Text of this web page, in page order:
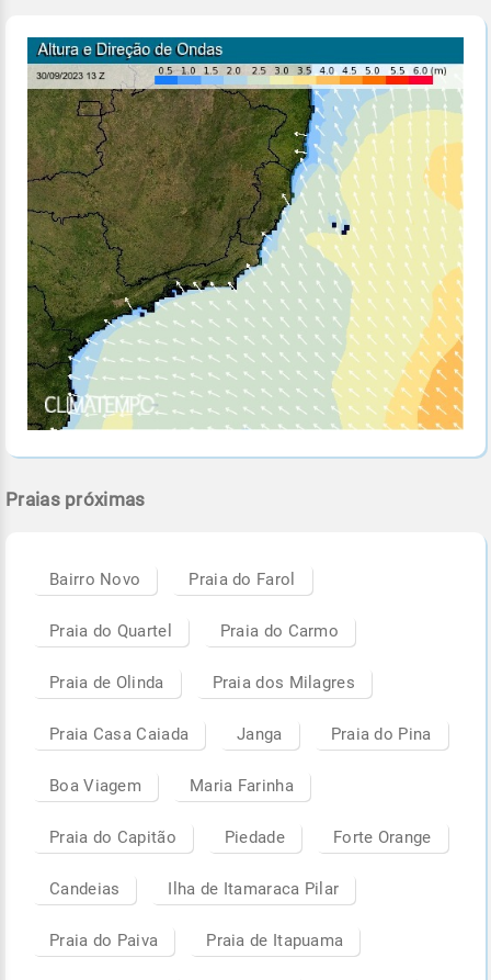
Praias próximas
Bairro Novo Praia do Farol
Praia do Quartel Praia do Carmo
Praia de Olinda Praia dos Milagres
Praia Casa Caiada Janga Praia do Pina
Boa Viagem Maria Farinha
Praia do Capitão Piedade Forte Orange
Candeias Ilha de Itamaraca Pilar
Praia do Paiva Praia de Itapuama